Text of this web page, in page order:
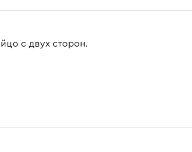
с двух сторон.